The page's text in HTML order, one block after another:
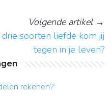
Volgende artikel→
soorten liefde kom jij
tegen in je leven?
rekenen?